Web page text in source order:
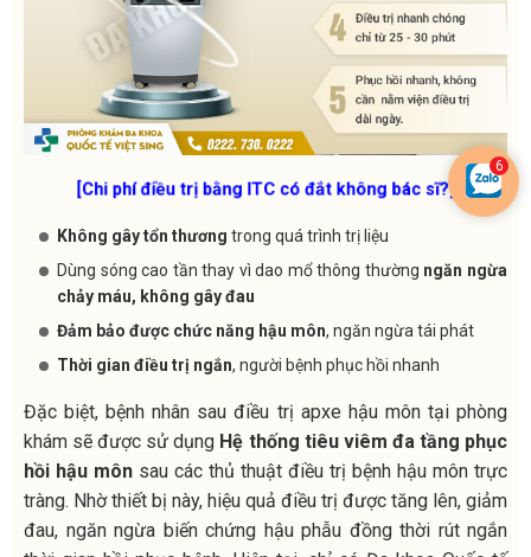
[Chi phí điều trị bằng ITC có đắt không bác sĩ?]
Không gây tổn thương trong quá trình trị liệu
Dùng sóng cao tần thay vì dao mổ thông thường ngăn ngừa
chảy máu, không gây đau
Đảm bảo được chức năng hậu môn, ngăn ngừa tái phát
Thời gian điều trị ngắn, người bệnh phục hồi nhanh
Đặc biệt, bệnh nhân sau điều trị apxe hậu môn tại phòng
khám sẽ được sử dụng Hệ thống tiêu viêm đa tầng phục
hồi hậu môn sau các thủ thuật điều trị bệnh hậu môn trực
tràng. Nhờ thiết bị này, hiệu quả điều trị được tăng lên, giảm
đau, ngăn ngừa biến chứng hậu phẫu đồng thời rút ngắn